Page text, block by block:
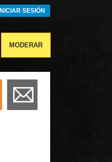
INICIAR SESIÓN
MODERAR